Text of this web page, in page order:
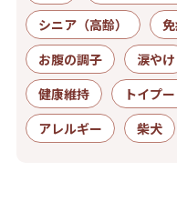
シニア（高齢）
お腹の調子
涙やけ
健康維持
トイプ
アレルギー
柴犬